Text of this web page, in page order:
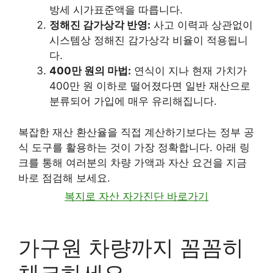
방세 시가표준액을 따릅니다.
정해진 감가상각 반영: 사고 이력과 상관없이
시스템상 정해진 감가상각 비율이 적용됩니
다.
400만 원의 마법: 연식이 지나 현재 가치가
400만 원 이하로 떨어졌다면 일반 재산으로
분류되어 가입에 매우 유리해집니다.
복잡한 재산 환산율을 직접 계산하기보다는 정부 공
식 도구를 활용하는 것이 가장 정확합니다. 아래 링
크를 통해 여러분의 차량 가액과 자산 요건을 지금
바로 점검해 보세요.
복지로 자산 자가진단 바로가기
가구원 차량까지 꼼꼼히